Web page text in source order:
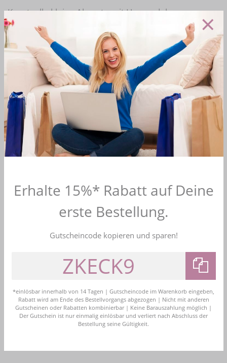
Kunstvolle kleine Akzente mit Haarnadeln
Haarnadeln sind u-förmige Nadeln, die einfach in die Frisur
gesteckt werden können.Durch die gewellten Abschlüsse
halten sie nahezu in jedem Haar
. Oben haben die
Haarnadeln einen Kopf aus Strass oder Perlen. Diese Köpfe
schauen dann aus der Frisur heraus. Somit schmücken und
befestigen Haarnadeln gleichermaßen. Haarklammern
hingegen sind Bobby-Pins, auf denen ein Motiv befestigt ist.
Hier finden sich teilweise sehr große, leichte Schmuckteile,
wie Blüten oder Schleifen. Diese Klammern werden einfach
in das Haar geschoben. Durch die leicht gewellte Struktur
sitzen auch diese Haarklammern sehr sicher.
Herstellern wie Achberger kaufen, sondern auch
Designerschmuck von Colares. Wenn Sie das
Außergewöhnliche suchen, sind Sie in unserem Shop genau
richtig. Denn nicht jede Braut sucht traditionellen
werden Sie garantiert fündig. Dank der vielen
unterschiedlichen Designs findet hier jede Braut etwas
Passendes. Außerdem können Sie auch Ihren Haarschmuck
auf den restlichen Brautschmuck abstimmen. Wir haben
Wenn Sie sich unsicher sind, ob die gewünschten Stücke
zusammenpassen, helfen wir Ihnen gerne weiter.
Erhalte 15%* Rabatt auf Deine
erste Bestellung.
Gutscheincode kopieren und sparen!
*einlösbar innerhalb von 14 Tagen | Gutscheincode im Warenkorb eingeben,
Rabatt wird am Ende des Bestellvorgangs abgezogen | Nicht mit anderen
Gutscheinen oder Rabatten kombinierbar | Keine Barauszahlung möglich |
Der Gutschein ist nur einmalig einlösbar und verliert nach Abschluss der
Bestellung seine Gültigkeit.
×